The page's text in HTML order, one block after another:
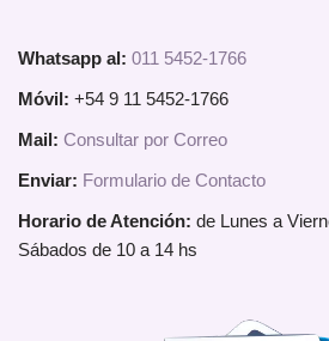
Whatsapp al: 011 5452-1766
Móvil: +54 9 11 5452-1766
Mail: Consultar por Correo
Enviar: Formulario de Contacto
Horario de Atención: de Lunes a
Sábados de 10 a 14 hs